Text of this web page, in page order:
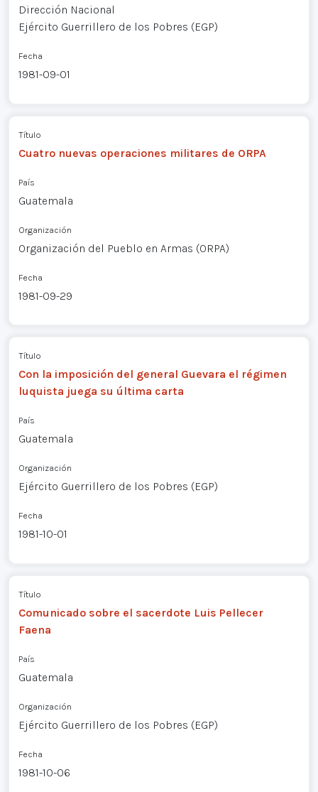
Dirección Nacional
Ejército Guerrillero de los Pobres (EGP)
Fecha
1981-09-01
Título
Cuatro nuevas operaciones militares de ORPA
País
Guatemala
Organización
Organización del Pueblo en Armas (ORPA)
Fecha
1981-09-29
Título
Con la imposición del general Guevara el régimen
luquista juega su última carta
País
Guatemala
Organización
Ejército Guerrillero de los Pobres (EGP)
Fecha
1981-10-01
Título
Comunicado sobre el sacerdote Luis Pellecer
Faena
País
Guatemala
Organización
Ejército Guerrillero de los Pobres (EGP)
Fecha
1981-10-06